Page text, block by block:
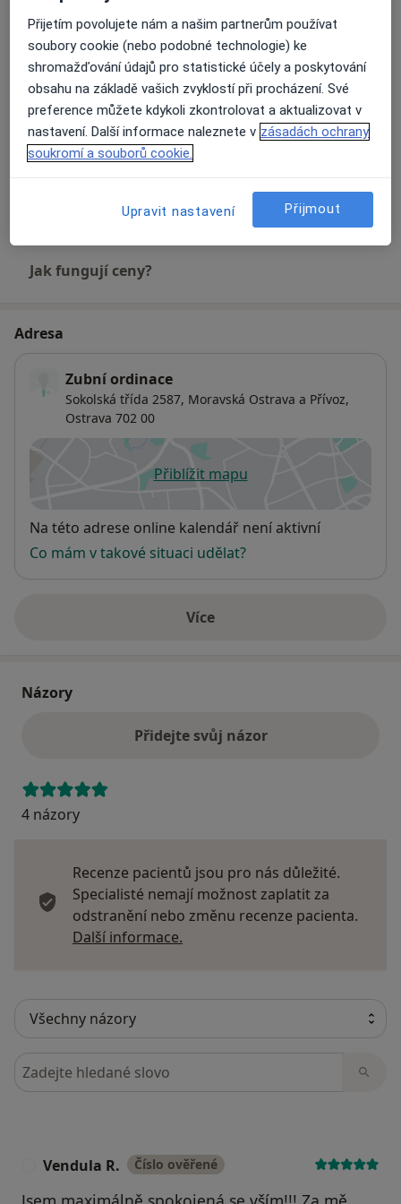
Prevence zubního kazu
Detaily
Rentgen zubů
Detaily
Jak fungují ceny?
Adresa
Zubní ordinace
Sokolská třída 2587, Moravská Ostrava a Přívoz,
Ostrava 702 00
Přiblížit mapuse otevře v nové záložce
Dostupnost
Na této adrese online kalendář není aktivní
Co mám v takové situaci udělat?
Víceo adrese
Názory
Přidejte svůj názor
4 názory
Recenze pacientů jsou pro nás důležité.
Specialisté nemají možnost zaplatit za
odstranění nebo změnu recenze pacienta.
Další informace.
Hledejte v názorech
Vendula R. Číslo ověřené
Přijetím povolujete nám a našim partnerům používat
soubory cookie (nebo podobné technologie) ke
shromažďování údajů pro statistické účely a poskytování
obsahu na základě vašich zvyklostí při procházení. Své
preference můžete kdykoli zkontrolovat a aktualizovat v
nastavení. Další informace naleznete v zásadách ochrany
soukromí a souborů cookie.
Upravit nastavení Přijmout